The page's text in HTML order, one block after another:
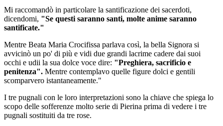
Mi raccomandò in particolare la santificazione dei sacerdoti,
dicendomi, "Se questi saranno santi, molte anime saranno
santificate."
Mentre Beata Maria Crocifissa parlava così, la bella Signora si
avvicinò un po' di più e vidi due grandi lacrime cadere dai suoi
occhi e udii la sua dolce voce dire: "Preghiera, sacrificio e
penitenza". Mentre contemplavo quelle figure dolci e gentili
scomparvero istantaneamente."
I tre pugnali con le loro interpretazioni sono la chiave che spiega lo
scopo delle sofferenze molto serie di Pierina prima di vedere i tre
pugnali sostituiti da tre rose.